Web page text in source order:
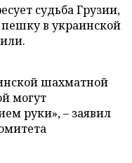
судьба Грузии,
в украинской
шахматной
могут
руки», – заявил